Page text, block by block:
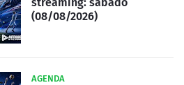
(08/08/2026)
AGENDA